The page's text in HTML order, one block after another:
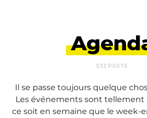
532 POSTS
Il se passe toujours quelque
Les événements sont tellement
ce soit en semaine que le week-